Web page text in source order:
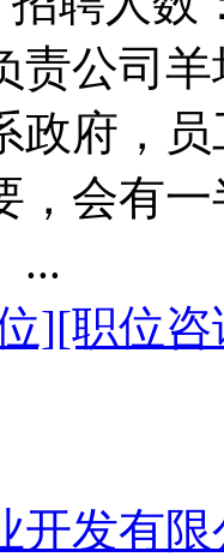
责公司
政府，
，会有
...
][职位
开发有限